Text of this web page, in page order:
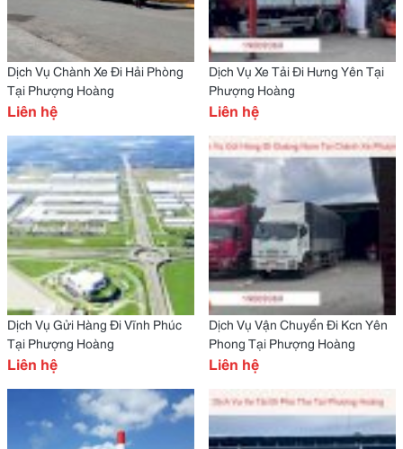
Dịch Vụ Chành Xe Đi Hải Phòng
Tại Phượng Hoàng
Liên hệ
Dịch Vụ Xe Tải Đi Hưng Yên Tại
Phượng Hoàng
Liên hệ
Dịch Vụ Gửi Hàng Đi Vĩnh Phúc
Tại Phượng Hoàng
Liên hệ
Dịch Vụ Vận Chuyển Đi Kcn Yên
Phong Tại Phượng Hoàng
Liên hệ